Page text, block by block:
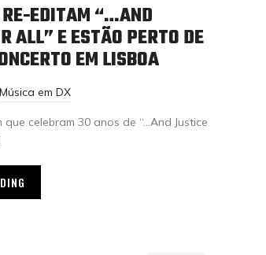
EDITAM “…AND
ALL” E ESTÃO PERTO DE
EM LISBOA
Música em DX
que celebram 30 anos de “…And Justice